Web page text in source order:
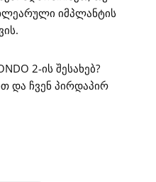
იმპლანტის
2-ის შესახებ?
და ჩვენ პირდაპირ